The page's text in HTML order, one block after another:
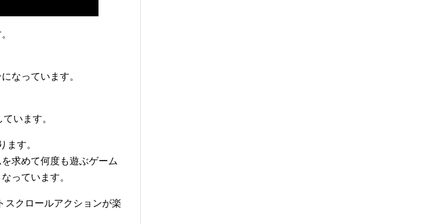
なっています。
います。
ます。
求めて何度も遊ぶゲーム
っています。
スクロールアクションが楽